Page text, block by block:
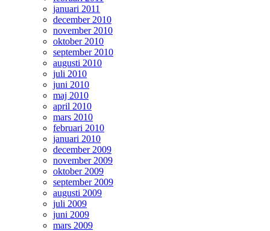
januari 2011
december 2010
november 2010
oktober 2010
september 2010
augusti 2010
juli 2010
juni 2010
maj 2010
april 2010
mars 2010
februari 2010
januari 2010
december 2009
november 2009
oktober 2009
september 2009
augusti 2009
juli 2009
juni 2009
mars 2009